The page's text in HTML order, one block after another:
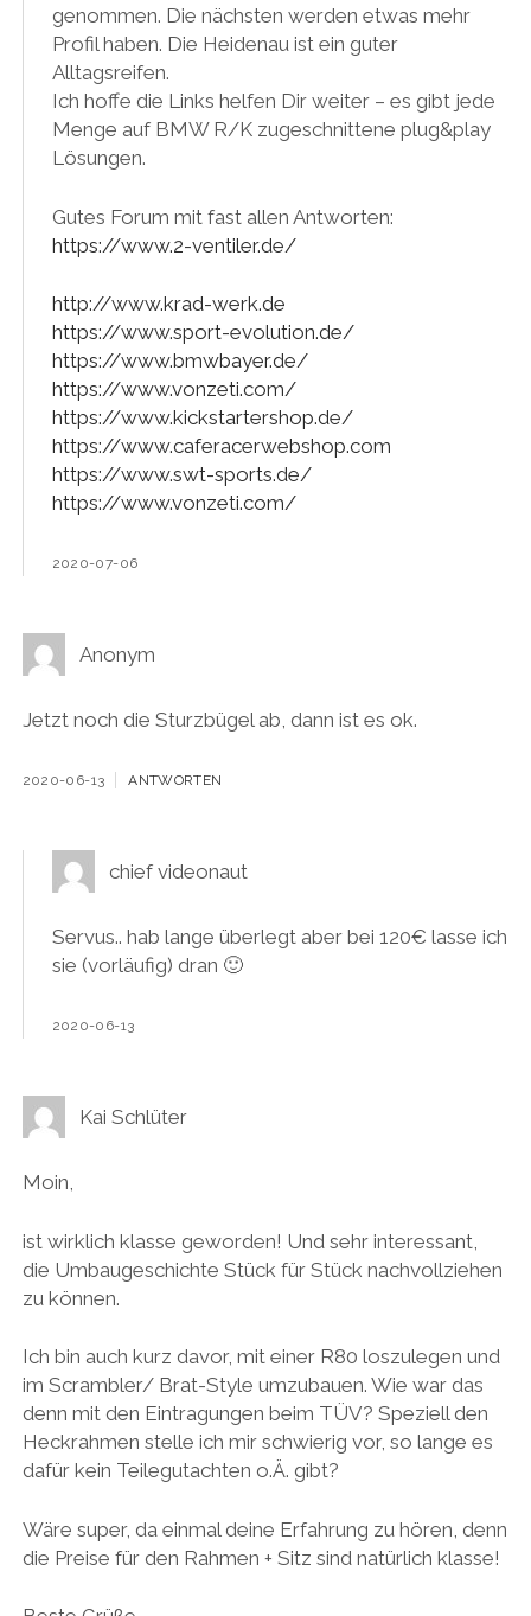
genommen. Die nächsten werden etwas mehr
Profil haben. Die Heidenau ist ein guter
Alltagsreifen.
Ich hoffe die Links helfen Dir weiter – es gibt jede
Menge auf BMW R/K zugeschnittene plug&play
Lösungen.
Gutes Forum mit fast allen Antworten:
https://www.2-ventiler.de/
http://www.krad-werk.de
https://www.sport-evolution.de/
https://www.bmwbayer.de/
https://www.vonzeti.com/
https://www.kickstartershop.de/
https://www.caferacerwebshop.com
https://www.swt-sports.de/
https://www.vonzeti.com/
2020-07-06
Anonym
Jetzt noch die Sturzbügel ab, dann ist es ok.
2020-06-13 ANTWORTEN
chief videonaut
Servus.. hab lange überlegt aber bei 120€ lasse ich
sie (vorläufig) dran 🙂
2020-06-13
Kai Schlüter
Moin,
ist wirklich klasse geworden! Und sehr interessant,
die Umbaugeschichte Stück für Stück nachvollziehen
zu können.
Ich bin auch kurz davor, mit einer R80 loszulegen und
im Scrambler/ Brat-Style umzubauen. Wie war das
denn mit den Eintragungen beim TÜV? Speziell den
Heckrahmen stelle ich mir schwierig vor, so lange es
dafür kein Teilegutachten o.Ä. gibt?
Wäre super, da einmal deine Erfahrung zu hören, denn
die Preise für den Rahmen + Sitz sind natürlich klasse!